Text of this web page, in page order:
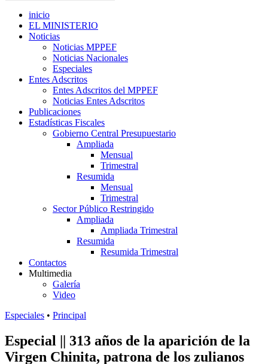
inicio
EL MINISTERIO
Noticias
Noticias MPPEF
Noticias Nacionales
Especiales
Entes Adscritos
Entes Adscritos del MPPEF
Noticias Entes Adscritos
Publicaciones
Estadísticas Fiscales
Gobierno Central Presupuestario
Ampliada
Mensual
Trimestral
Resumida
Mensual
Trimestral
Sector Público Restringido
Ampliada
Ampliada Trimestral
Resumida
Resumida Trimestral
Contactos
Multimedia
Galería
Video
Especiales • Principal
Especial || 313 años de la aparición de la
Virgen Chinita, patrona de los zulianos